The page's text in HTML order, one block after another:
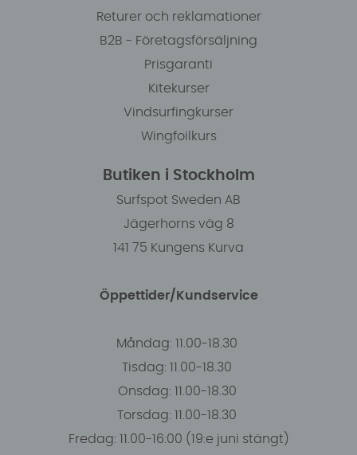
Returer och reklamationer
B2B - Företagsförsäljning
Prisgaranti
Kitekurser
Vindsurfingkurser
Wingfoilkurs
Butiken i Stockholm
Surfspot Sweden AB
Jägerhorns väg 8
141 75 Kungens Kurva
Öppettider/Kundservice
Måndag: 11.00-18.30
Tisdag: 11.00-18.30
Onsdag: 11.00-18.30
Torsdag: 11.00-18.30
Fredag: 11.00-16:00 (19:e juni stängt)